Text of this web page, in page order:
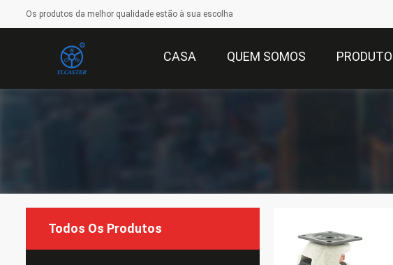
Os produtos da melhor qualidade estão à sua escolha
CASA QUEM SOMOS
Todos Os Produtos